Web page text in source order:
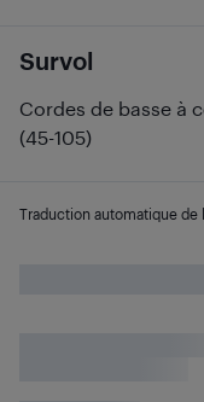
Survol
Cordes de basse à
(45-105)
Traduction automatique de